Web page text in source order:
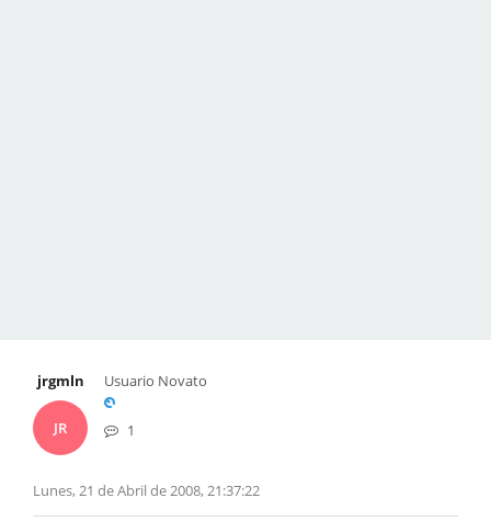
jrgmln
JR
Usuario Novato
1
Lunes, 21 de Abril de 2008, 21:37:22